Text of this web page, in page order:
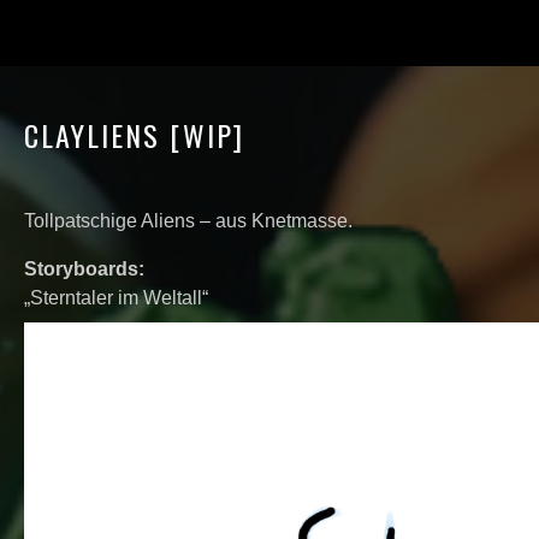
CLAYLIENS [WIP]
Tollpatschige Aliens – aus Knetmasse.
Storyboards:
„Sterntaler im Weltall“